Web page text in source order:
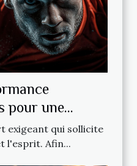
pour une
exigeant qui sollicite
l'esprit. Afin...